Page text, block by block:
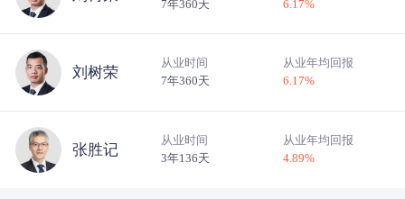
7年360天
6.17%
刘树荣
从业时间
7年360天
从业年均回报
6.17%
张胜记
从业时间
3年136天
从业年均回报
4.89%